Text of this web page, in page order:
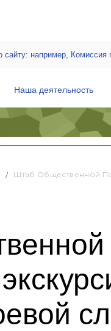
Наша деятельность
Штаб Общественной